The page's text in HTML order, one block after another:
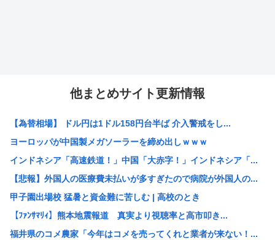
他まとめサイト更新情報
【為替相場】 ドル円は1ドル158円台半ば 介入警戒をし...
ヨーロッパが中国製メガソーラーを締め出しｗｗｗ
インドネシア「高速鉄道！」中国「大赤字！」インドネシア「...
【悲報】外国人の医療費未払いが多すぎたので病院が外国人の...
甲子園出場校 猛暑と資金難に苦しむ | 高校のとき
【ﾌｧﾝｻﾏﾘｨ】熊本地震報道 真実より視聴率と高市叩き...
福井県のコメ農家「今年はコメを売ってくれと業者が来ない！...